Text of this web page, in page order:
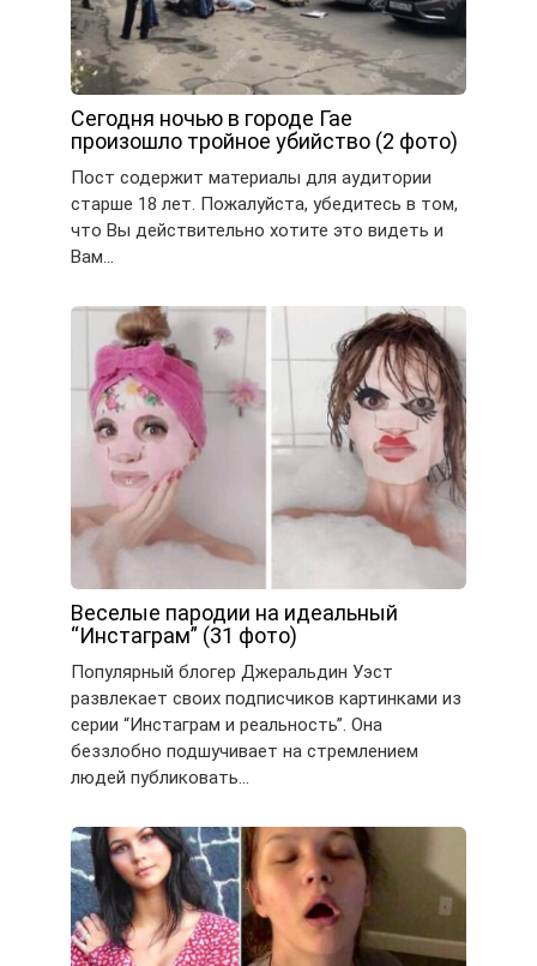
Сегодня ночью в городе Гае
произошло тройное убийство (2 фото)
Пост содержит материалы для аудитории
старше 18 лет. Пожалуйста, убедитесь в том,
что Вы действительно хотите это видеть и
Вам…
Веселые пародии на идеальный
“Инстаграм” (31 фото)
Популярный блогер Джеральдин Уэст
развлекает своих подписчиков картинками из
серии “Инстаграм и реальность”. Она
беззлобно подшучивает на стремлением
людей публиковать…